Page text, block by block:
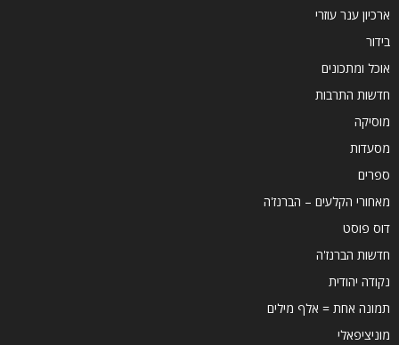
ארכיון ענר עוזרי
בידור
אוכל ומתכונים
חדשות התרבות
מוסיקה
מסעדות
ספרים
מאחורי הקלעים – הברנז'ה
דוס פוסט
חדשות הברנז'ה
נקודה יהודית
תמונה אחת = אלף מילים
מוניציפאלי